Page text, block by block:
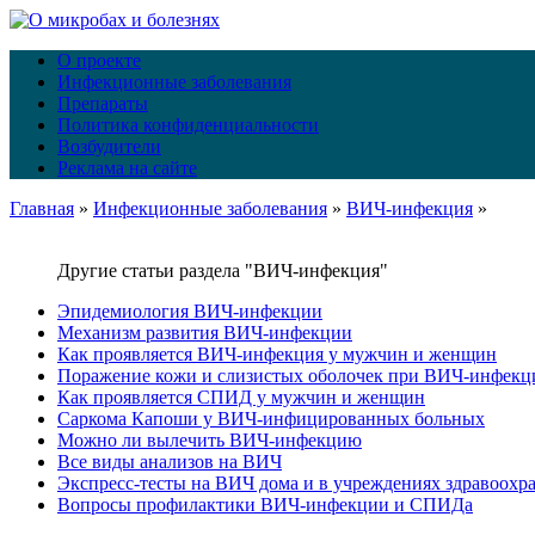
О проекте
Инфекционные заболевания
Препараты
Политика конфиденциальности
Возбудители
Реклама на сайте
Главная » Инфекционные заболевания » ВИЧ-инфекция »
Другие статьи раздела "ВИЧ-инфекция"
Эпидемиология ВИЧ-инфекции
Механизм развития ВИЧ-инфекции
Как проявляется ВИЧ-инфекция у мужчин и женщин
Поражение кожи и слизистых оболочек при ВИЧ-
Как проявляется СПИД у мужчин и женщин
Саркома Капоши у ВИЧ-инфицированных больных
Можно ли вылечить ВИЧ-инфекцию
Все виды анализов на ВИЧ
Экспресс-тесты на ВИЧ дома и в учреждениях
Вопросы профилактики ВИЧ-инфекции и СПИДа